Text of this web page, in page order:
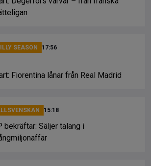
SEASON 17:56
Fiorentina lånar från Real Madrid
15:18
bekräftar: Säljer talang i